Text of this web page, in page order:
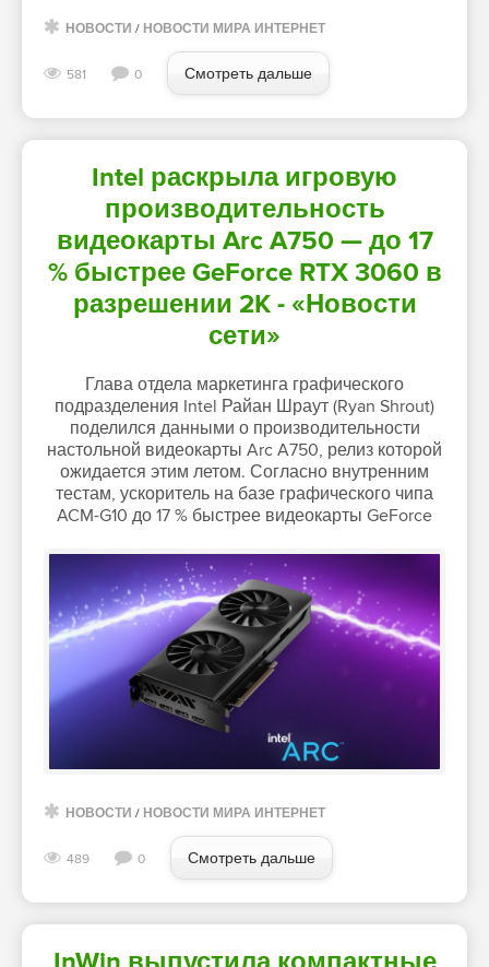
НОВОСТИ / НОВОСТИ МИРА ИНТЕРНЕТ
581 0 Смотреть дальше
Intel раскрыла игровую
производительность
видеокарты Arc A750 — до 17
% быстрее GeForce RTX 3060 в
разрешении 2K - «Новости
сети»
Глава отдела маркетинга графического
подразделения Intel Райан Шраут (Ryan Shrout)
поделился данными о производительности
настольной видеокарты Arc A750, релиз которой
ожидается этим летом. Согласно внутренним
тестам, ускоритель на базе графического чипа
ACM-G10 до 17 % быстрее видеокарты GeForce
НОВОСТИ / НОВОСТИ МИРА ИНТЕРНЕТ
489 0 Смотреть дальше